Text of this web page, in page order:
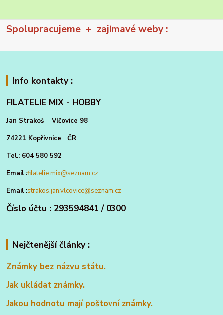
Spolupracujeme + zajímavé weby :
Info kontakty :
FILATELIE MIX - HOBBY
Jan Strakoš Vlčovice 98
74221 Kopřivnice ČR
Tel.: 604 580 592
Email :filatelie.mix@seznam.cz
Email :strakos.jan.vlcovice@seznam.cz
Číslo účtu : 293594841 / 0300
Nejčtenější články :
Známky bez názvu státu.
Jak ukládat známky.
Jakou hodnotu mají poštovní známky.